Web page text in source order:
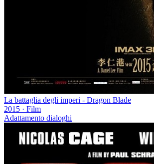
La battaglia degli imperi - Dragon Blade
2015 · Film
Adattamento dialoghi